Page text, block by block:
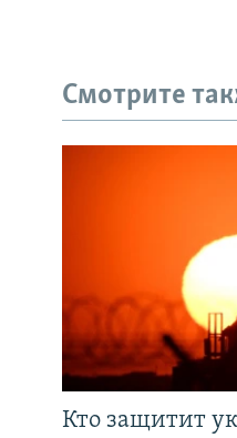
Смотрите
Кто защитит